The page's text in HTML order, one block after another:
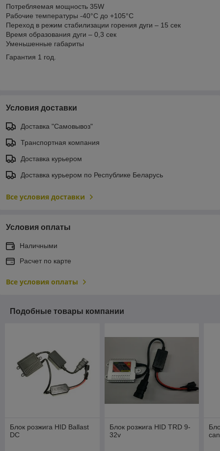
Потребляемая мощность 35W
Рабочие температуры -40°С до +105°С
Переход в режим стабилизации горения дуги – 15 сек
Время образования дуги – 0,3 сек
Уменьшенные габариты
Гарантия 1 год.
Условия доставки
Доставка "Самовывоз"
Транспортная компания
Доставка курьером
Доставка курьером по Республике Беларусь
Все условия доставки
Условия оплаты
Наличными
Расчет по карте
Все условия оплаты
Подобные товары компании
Блок розжига HID Ballast
DC
Блок розжига HID TRD 9-
32v